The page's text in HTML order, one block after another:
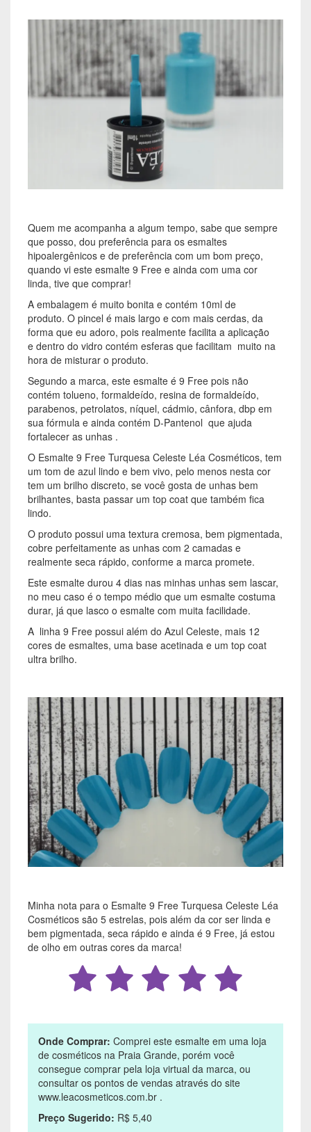
Quem me acompanha a algum tempo, sabe que sempre
que posso, dou preferência para os esmaltes
hipoalergênicos e de preferência com um bom preço,
quando vi este esmalte 9 Free e ainda com uma cor
linda, tive que comprar!
A embalagem é muito bonita e contém 10ml de
produto. O pincel é mais largo e com mais cerdas, da
forma que eu adoro, pois realmente facilita a aplicação
e dentro do vidro contém esferas que facilitam muito na
hora de misturar o produto.
Segundo a marca, este esmalte é 9 Free pois não
contém tolueno, formaldeído, resina de formaldeído,
parabenos, petrolatos, níquel, cádmio, cânfora, dbp em
sua fórmula e ainda contém D-Pantenol que ajuda
fortalecer as unhas .
O Esmalte 9 Free Turquesa Celeste Léa Cosméticos, tem
um tom de azul lindo e bem vivo, pelo menos nesta cor
tem um brilho discreto, se você gosta de unhas bem
brilhantes, basta passar um top coat que também fica
lindo.
O produto possui uma textura cremosa, bem pigmentada,
cobre perfeitamente as unhas com 2 camadas e
realmente seca rápido, conforme a marca promete.
Este esmalte durou 4 dias nas minhas unhas sem lascar,
no meu caso é o tempo médio que um esmalte costuma
durar, já que lasco o esmalte com muita facilidade.
A linha 9 Free possui além do Azul Celeste, mais 12
cores de esmaltes, uma base acetinada e um top coat
ultra brilho.
Minha nota para o Esmalte 9 Free Turquesa Celeste Léa
Cosméticos são 5 estrelas, pois além da cor ser linda e
bem pigmentada, seca rápido e ainda é 9 Free, já estou
de olho em outras cores da marca!
Onde Comprar: Comprei este esmalte em uma loja
de cosméticos na Praia Grande, porém você
consegue comprar pela loja virtual da marca, ou
consultar os pontos de vendas através do site
www.leacosmeticos.com.br .
Preço Sugerido: R$ 5,40